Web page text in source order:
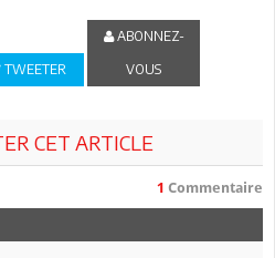
TWEETER
ABONNEZ-
VOUS
CET ARTICLE
1 Commentaire